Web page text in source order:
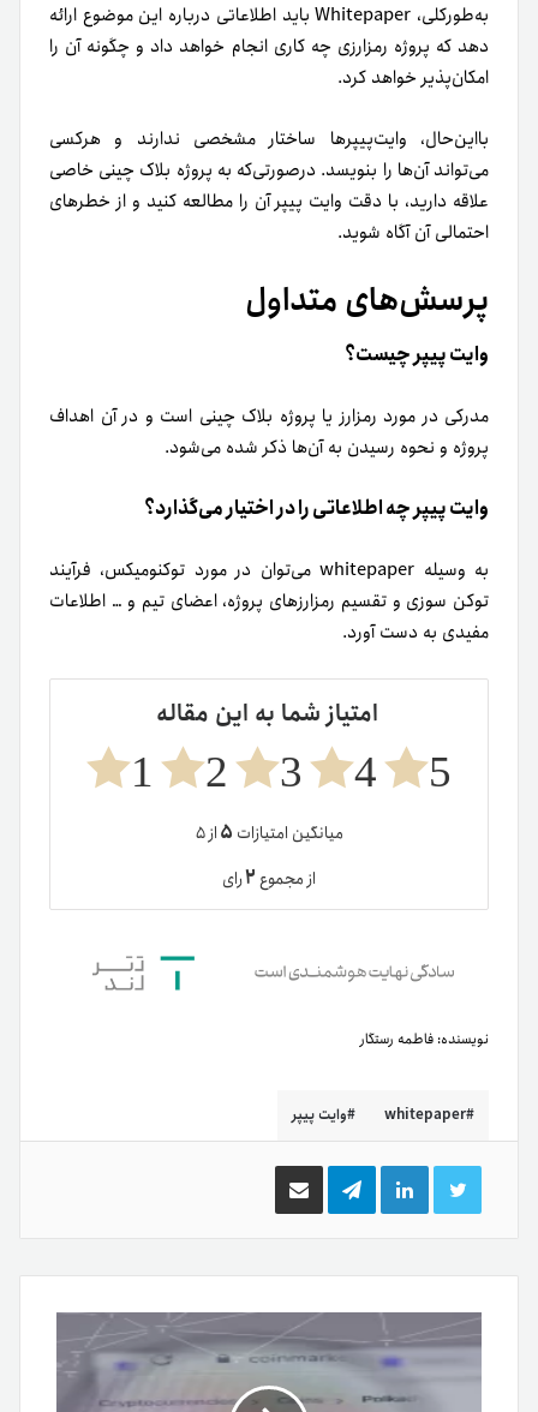
به‌طورکلی، Whitepaper باید اطلاعاتی درباره این موضوع ارائه
دهد که پروژه رمزارزی چه کاری انجام خواهد داد و چگونه آن را
امکان‌پذیر خواهد کرد.
با‌این‌حال، وایت‌پیپرها ساختار مشخصی ندارند و هرکسی
می‌تواند آن‌ها را بنویسد. در‌صورتی‌که به پروژه بلاک چینی خاصی
علاقه دارید، با دقت وایت پیپر آن را مطالعه کنید و از خطرهای
احتمالی آن آگاه شوید.
پرسش‌های متداول
وایت پیپر چیست؟
مدرکی در مورد رمزارز یا پروژه بلاک چینی است و در آن اهداف
پروژه و نحوه رسیدن به آن‌ها ذکر شده می‌شود.
وایت پیپر چه اطلاعاتی را در اختیار می‌گذارد؟
به وسیله whitepaper می‌توان در مورد توکنومیکس، فرآیند
توکن سوزی و تقسیم رمزارزهای پروژه، اعضای تیم و … اطلاعات
مفیدی به دست آورد.
امتیاز شما به این مقاله
5
4
3
2
1
میانگین امتیازات ۵از ۵
از مجموع۲رای
نویسنده: فاطمه رستگار
whitepaper وایت پیپر
توییتر لینکدینتلگرام اشتراک
گذاری
ایمیل